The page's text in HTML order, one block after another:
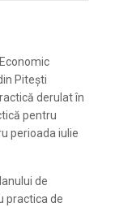
Pitești
derulat în
pentru
perioada iulie
de
practica de